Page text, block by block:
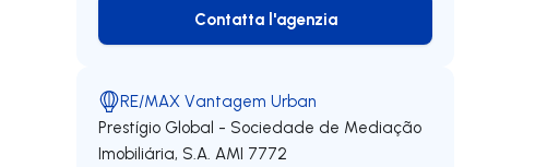
Contatta l'agenzia
Contatta l'agenzia
RE/MAX Vantagem Urban
Prestígio Global - Sociedade de Mediação
Imobiliária, S.A. AMI 7772